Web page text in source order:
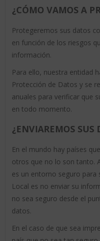
¿CÓMO VAMOS A
Protegeremos sus datos
en función de los riesgos
información.
Para ello, nuestra entidad
Protección de Datos y se
anuales para verificar que
en todo momento.
¿ENVIAREMOS SUS
En el mundo hay países
otros que no lo son tanto.
es un entorno seguro para
Local es no enviar su
no sea seguro desde el
datos.
En el caso de que sea